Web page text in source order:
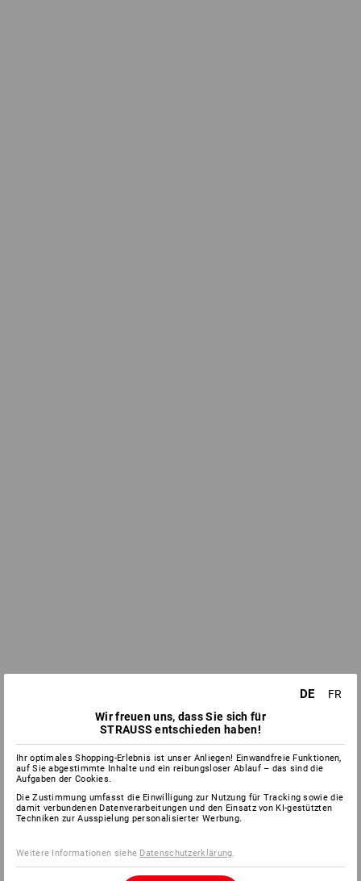
DE
FR
Wir freuen uns, dass Sie sich für
STRAUSS entschieden haben!
Ihr optimales Shopping-Erlebnis ist unser Anliegen! Einwandfreie Funktionen,
auf Sie abgestimmte Inhalte und ein reibungsloser Ablauf – das sind die
Aufgaben der Cookies.
Die Zustimmung umfasst die Einwilligung zur Nutzung für Tracking sowie die
damit verbundenen Datenverarbeitungen und den Einsatz von KI-gestützten
Techniken zur Ausspielung personalisierter Werbung.
Weitere Informationen siehe Datenschutzerklärung